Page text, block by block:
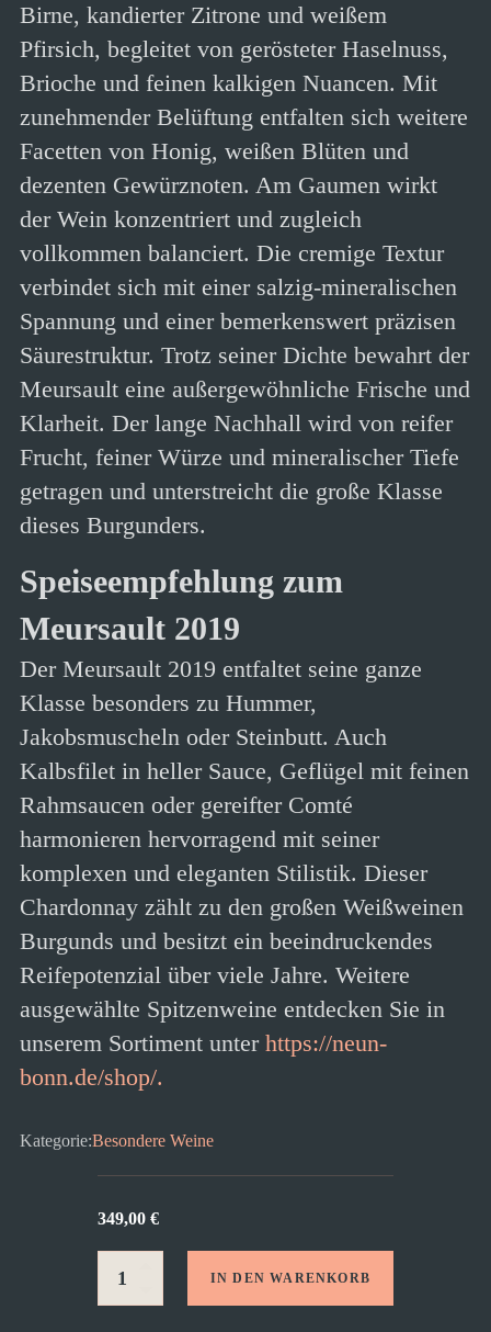
Birne, kandierter Zitrone und weißem
Pfirsich, begleitet von gerösteter Haselnuss,
Brioche und feinen kalkigen Nuancen. Mit
zunehmender Belüftung entfalten sich weitere
Facetten von Honig, weißen Blüten und
dezenten Gewürznoten. Am Gaumen wirkt
der Wein konzentriert und zugleich
vollkommen balanciert. Die cremige Textur
verbindet sich mit einer salzig-mineralischen
Spannung und einer bemerkenswert präzisen
Säurestruktur. Trotz seiner Dichte bewahrt der
Meursault eine außergewöhnliche Frische und
Klarheit. Der lange Nachhall wird von reifer
Frucht, feiner Würze und mineralischer Tiefe
getragen und unterstreicht die große Klasse
dieses Burgunders.
Speiseempfehlung zum
Meursault 2019
Der Meursault 2019 entfaltet seine ganze
Klasse besonders zu Hummer,
Jakobsmuscheln oder Steinbutt. Auch
Kalbsfilet in heller Sauce, Geflügel mit feinen
Rahmsaucen oder gereifter Comté
harmonieren hervorragend mit seiner
komplexen und eleganten Stilistik. Dieser
Chardonnay zählt zu den großen Weißweinen
Burgunds und besitzt ein beeindruckendes
Reifepotenzial über viele Jahre. Weitere
ausgewählte Spitzenweine entdecken Sie in
unserem Sortiment unter https://neun-
bonn.de/shop/.
Kategorie:Besondere Weine
349,00 €
Meursault
IN DEN WARENKORB